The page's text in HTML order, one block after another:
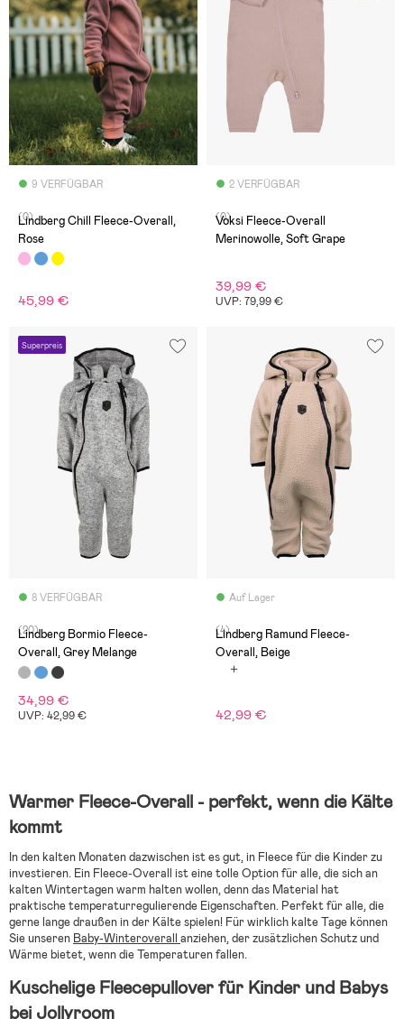
9 VERFÜGBAR
(0)
Lindberg Chill Fleece-Overall,
Rose
45,99 €
2 VERFÜGBAR
(0)
Voksi Fleece-Overall
Merinowolle, Soft Grape
39,99 €
UVP: 79,99 €
Superpreis
8 VERFÜGBAR
(20)
Lindberg Bormio Fleece-
Overall, Grey Melange
34,99 €
UVP: 42,99 €
Auf Lager
(4)
Lindberg Ramund Fleece-
Overall, Beige
42,99 €
Warmer Fleece-Overall - perfekt, wenn die Kälte
kommt
In den kalten Monaten dazwischen ist es gut, in Fleece für die Kinder zu
investieren. Ein Fleece-Overall ist eine tolle Option für alle, die sich an
kalten Wintertagen warm halten wollen, denn das Material hat
praktische temperaturregulierende Eigenschaften. Perfekt für alle, die
gerne lange draußen in der Kälte spielen! Für wirklich kalte Tage können
Sie unseren Baby-Winteroverall anziehen, der zusätzlichen Schutz und
Wärme bietet, wenn die Temperaturen fallen.
Kuschelige Fleecepullover für Kinder und Babys
bei Jollyroom